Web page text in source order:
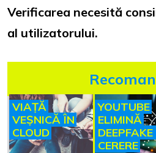
Verificarea necesită
al utilizatorului.
VIAȚĂ
VEȘNICĂ ÎN
CLOUD
YOUTUBE
ELIMINĂ
CERERE